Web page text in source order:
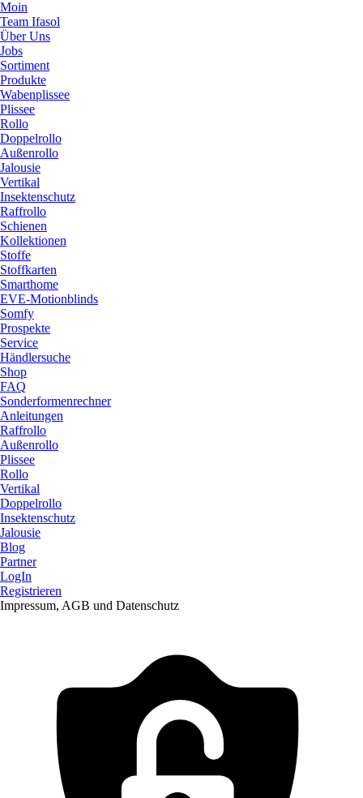
Moin
Team Ifasol
Über Uns
Jobs
Sortiment
Produkte
Wabenplissee
Plissee
Rollo
Doppelrollo
Außenrollo
Jalousie
Vertikal
Insektenschutz
Raffrollo
Schienen
Kollektionen
Stoffe
Stoffkarten
Smarthome
EVE-Motionblinds
Somfy
Prospekte
Service
Händlersuche
Shop
FAQ
Sonderformenrechner
Anleitungen
Raffrollo
Außenrollo
Plissee
Rollo
Vertikal
Doppelrollo
Insektenschutz
Jalousie
Blog
Partner
LogIn
Registrieren
Impressum, AGB und Datenschutz